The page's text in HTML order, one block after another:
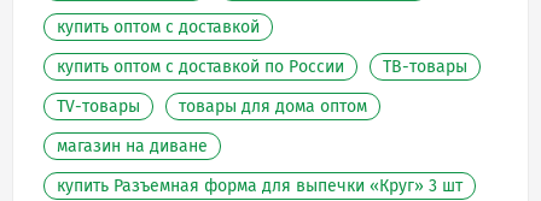
купить оптом с доставкой
купить оптом с доставкой по России
ТВ-товары
TV-товары
товары для дома оптом
магазин на диване
купить Разъемная форма для выпечки «Круг» 3 шт